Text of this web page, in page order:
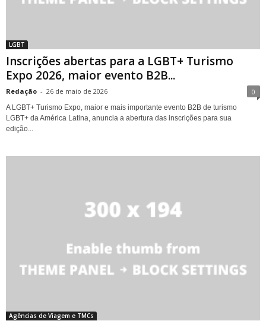
LGBT
Inscrições abertas para a LGBT+ Turismo
Expo 2026, maior evento B2B...
Redação - 26 de maio de 2026 0
A LGBT+ Turismo Expo, maior e mais importante evento B2B de turismo
LGBT+ da América Latina, anuncia a abertura das inscrições para sua
edição...
Agências de Viagem e TMCs